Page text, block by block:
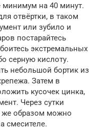
минимум на 40 минут.
отвёртки, в таком
или зубило и
постарайтесь
экстремальных
серную кислоту.
небольшой бортик из
Затем в
кусочек цинка,
Через сутки
же образом можно
смесителе.